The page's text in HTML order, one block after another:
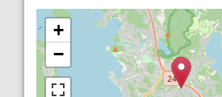
+
−